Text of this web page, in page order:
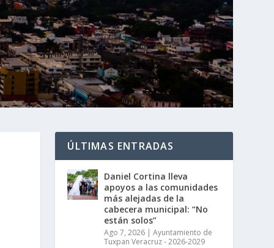
ÚLTIMAS ENTRADAS
Daniel Cortina lleva
apoyos a las comunidades
más alejadas de la
cabecera municipal: “No
están solos”
Ago 7, 2026 |Ayuntamiento de
Tuxpan Veracruz - 2026-2029